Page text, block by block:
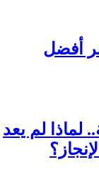
أفضل
لماذا لم يعد